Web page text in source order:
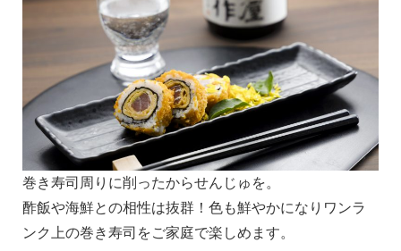
巻き寿司周りに削ったからせんじゅを。
酢飯や海鮮との相性は抜群！色も鮮やかになりワンラ
ンク上の巻き寿司をご家庭で楽しめます。